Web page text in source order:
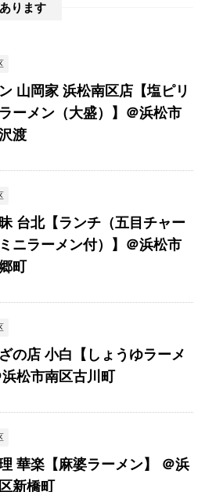
ります
山岡家 浜松南区店【塩ピリ
ーメン（大盛）】＠浜松市
渡
台北【ランチ（五目チャー
ニラーメン付）】＠浜松市
町
の店 小白【しょうゆラーメ
松市南区古川町
華楽【麻婆ラーメン】 ＠浜
新橋町